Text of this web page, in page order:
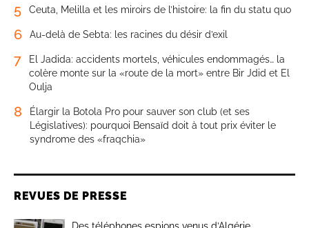
5 Ceuta, Melilla et les miroirs de l’histoire: la fin du statu quo
6 Au-delà de Sebta: les racines du désir d’exil
7
El Jadida: accidents mortels, véhicules endommagés… la
colère monte sur la «route de la mort» entre Bir Jdid et El
Oulja
8
Élargir la Botola Pro pour sauver son club (et ses
Législatives): pourquoi Bensaïd doit à tout prix éviter le
syndrome des «fraqchia»
REVUES DE PRESSE